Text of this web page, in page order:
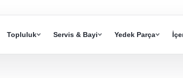
Topluluk Servis & Bayi Yedek Parça